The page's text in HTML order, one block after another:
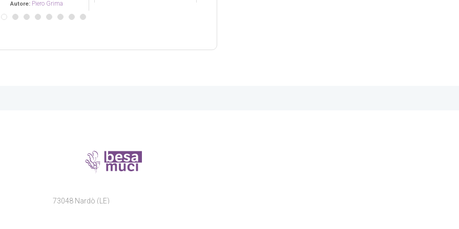
73048 Nardò (LE)